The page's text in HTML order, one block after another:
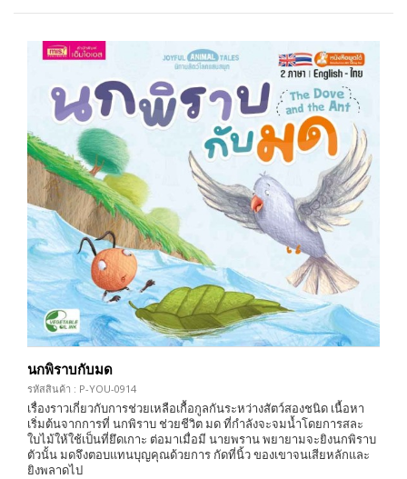
นกพิราบกับมด
รหัสสินค้า : P-YOU-0914
เรื่องราวเกี่ยวกับการช่วยเหลือเกื้อกูลกันระหว่างสัตว์สองชนิด เนื้อหา
เริ่มต้นจากการที่ นกพิราบ ช่วยชีวิต มด ที่กำลังจะจมน้ำโดยการสละ
ใบไม้ให้ใช้เป็นที่ยึดเกาะ ต่อมาเมื่อมี นายพราน พยายามจะยิงนกพิราบ
ตัวนั้น มดจึงตอบแทนบุญคุณด้วยการ กัดที่นิ้ว ของเขาจนเสียหลักและ
ยิงพลาดไป